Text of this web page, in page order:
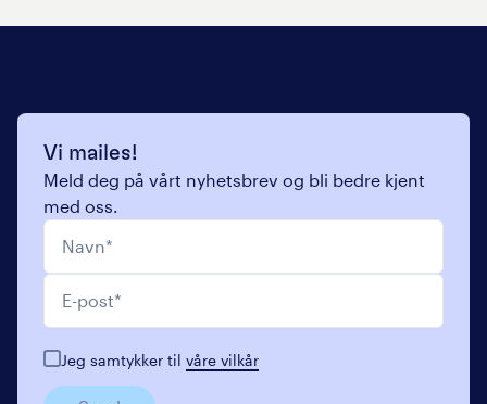
Vi mailes!
Meld deg på vårt nyhetsbrev og bli bedre kjent
med oss.
Jeg samtykker tilvåre vilkår